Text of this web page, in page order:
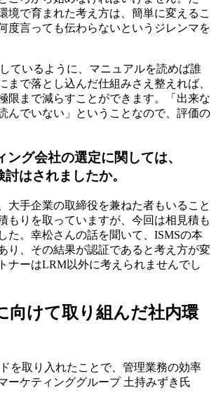
境で育まれた考え方は、簡単に変えるこ
度言っても伝わらないというジレンマを
ているように、マニュアルを読めば誰
まで落とし込んだ仕組みさえ整えれば、
限まで減らすことができます。「出来な
んでいない」ということなので、評価の
グ会社の選定に関しては、
はされましたか。
大手企業の取締役を兼ねた者もいること
もりを取っていますが、今回は相見積も
た。幸松さんの話を聞いて、ISMSの本
り、その結果が認証であると考え方が変
ナーはLRM以外に考えられませんでし
向けて取り組んだ社内環